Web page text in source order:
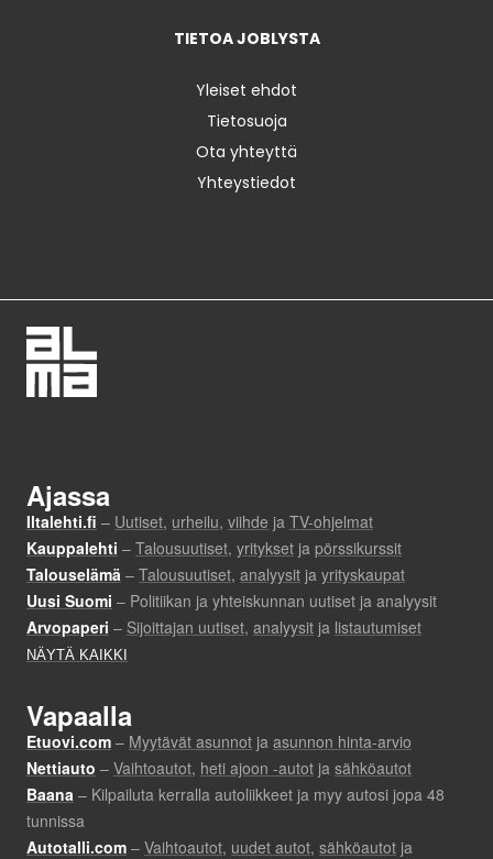
TIETOA JOBLYSTA
Yleiset ehdot
Tietosuoja
Ota yhteyttä
Yhteystiedot